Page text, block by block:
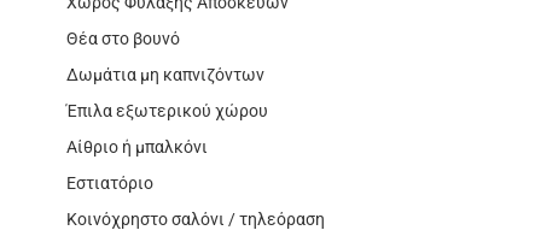
Θέα στο βουνό
Δωμάτια μη καπνιζόντων
Έπιλα εξωτερικού χώρου
Αίθριο ή μπαλκόνι
Εστιατόριο
Κοινόχρηστο σαλόνι / τηλεόραση